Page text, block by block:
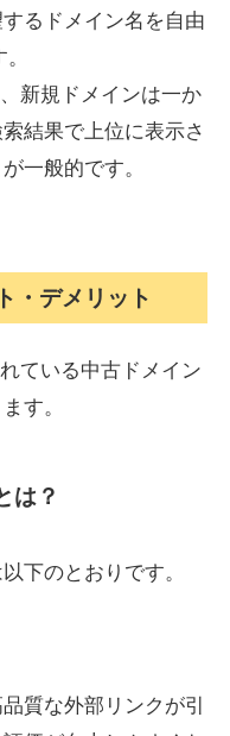
イン年齢 1年
イン年齢1年
るドメイン名を自由
新規ドメインは一か
結果で上位に表示さ
一般的です。
・デメリット
ている中古ドメイン
す。
は？
下のとおりです。
質な外部リンクが引